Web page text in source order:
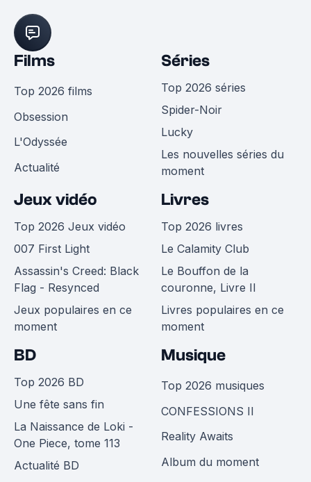
Films
Top 2026 films
Obsession
L'Odyssée
Actualité
Séries
Top 2026 séries
Spider-Noir
Lucky
Les nouvelles séries du
moment
Jeux vidéo
Top 2026 Jeux vidéo
007 First Light
Assassin's Creed: Black
Flag - Resynced
Jeux populaires en ce
moment
Livres
Top 2026 livres
Le Calamity Club
Le Bouffon de la
couronne, Livre II
Livres populaires en ce
moment
BD
Top 2026 BD
Une fête sans fin
La Naissance de Loki -
One Piece, tome 113
Actualité BD
Musique
Top 2026 musiques
CONFESSIONS II
Reality Awaits
Album du moment